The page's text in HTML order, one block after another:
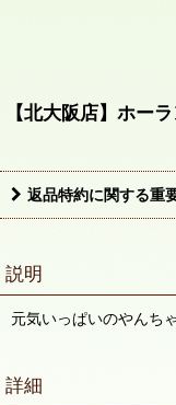
【北大阪店】ホー
返品特約に関する重
説明
元気いっぱいのやんち
詳細